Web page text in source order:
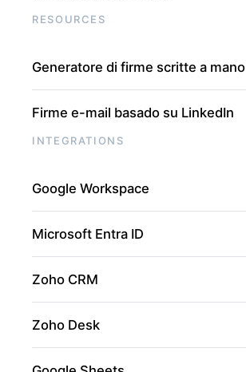
RESOURCES
Generatore di firme scritte a mano
Firme e-mail basado su LinkedIn
INTEGRATIONS
Google Workspace
Microsoft Entra ID
Zoho CRM
Zoho Desk